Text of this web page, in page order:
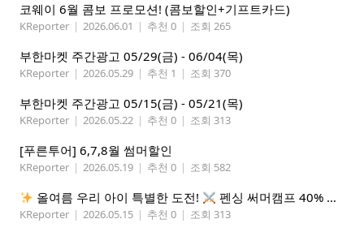
코웨이 6월 콤보 프로모션! (콤보할인+기프트카드)
KReporter | 2026.06.01 | 추천 0 | 조회 265
부한마켓 주간광고 05/29(금) - 06/04(목)
KReporter | 2026.05.29 | 추천 1 | 조회 370
부한마켓 주간광고 05/15(금) - 05/21(목)
KReporter | 2026.05.22 | 추천 0 | 조회 313
[푸른투어] 6,7,8월 썸머할인
KReporter | 2026.05.19 | 추천 0 | 조회 582
올여름 우리 아이 특별한 도전! 펜싱 써머캠프 40% 선착순 할인
KReporter | 2026.05.15 | 추천 0 | 조회 313